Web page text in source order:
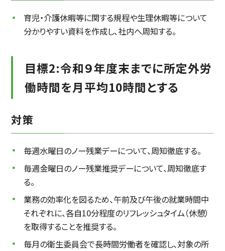
育児・介護休暇等に関する規程や生理休暇等について
分かりやすい資料を作成し、社内へ周知する。
目標2:令和９年度末までに所定外労
働時間を月平均10時間とする
対策
毎週水曜日のノー残業デーについて、周知徹底する。
毎週金曜日のノー残業推奨デーについて、周知徹底す
る。
業務の効率化を図るため、午前及び午後の就業時間中
それぞれに、各自10分程度のリフレッシュタイム（休憩）
を取得することを推奨する。
毎月の衛生委員会で長時間労働者を確認し、対象の所